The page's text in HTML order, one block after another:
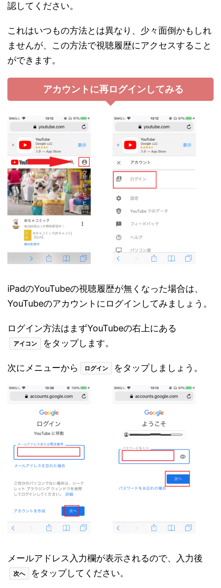
認してください。
これはいつもの方法とは異なり、少々面倒かもしれ
ませんが、この方法で視聴履歴にアクセスすること
ができます。
アカウントに再ログインしてみる
iPadのYouTubeの視聴履歴が無くなった場合は、
YouTubeのアカウントにログインしてみましょう。
ログイン方法はまずYouTubeの右上にある
アイコン をタップします。
次にメニューから ログイン をタップしましょう。
メールアドレス入力欄が表示されるので、入力後
次へ をタップしてください。